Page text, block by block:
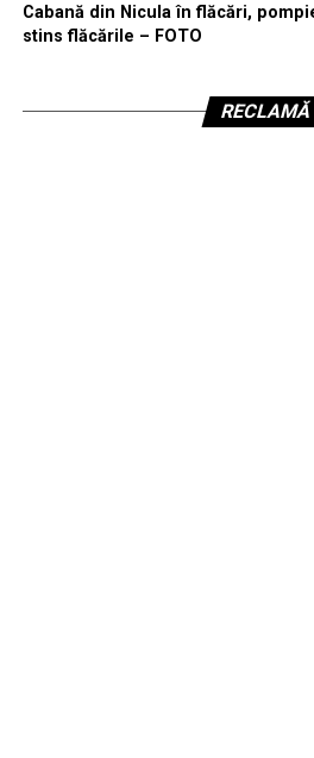
Cabană din Nicula în flăcări,
stins flăcările – FOTO
RECLAMĂ